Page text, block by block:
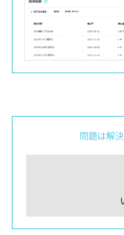
問題は解